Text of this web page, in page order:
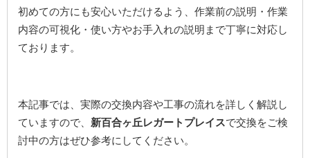
初めての方にも安心いただけるよう、作業前の説明・作業
内容の可視化・使い方やお手入れの説明まで丁寧に対応し
ております。
本記事では、実際の交換内容や工事の流れを詳しく解説し
ていますので、 新百合ヶ丘レガートプレイスで交換をご検
討中の方はぜひ参考にしてください。